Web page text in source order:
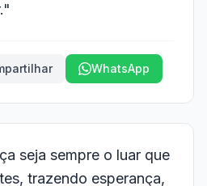
WhatsApp
seja sempre o luar que
trazendo esperança,